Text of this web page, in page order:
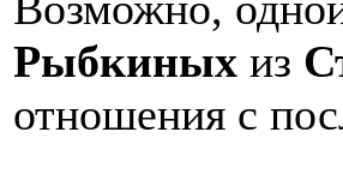
Рыбкиных из
отношения с